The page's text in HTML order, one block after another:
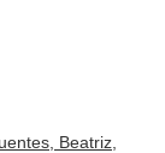
Beatriz,